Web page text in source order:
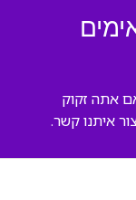
אתה זקוק
איתנו קשר.